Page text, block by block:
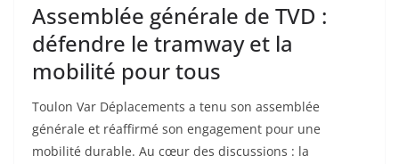
Assemblée générale de TVD :
défendre le tramway et la
mobilité pour tous
Toulon Var Déplacements a tenu son assemblée
générale et réaffirmé son engagement pour une
mobilité durable. Au cœur des discussions : la